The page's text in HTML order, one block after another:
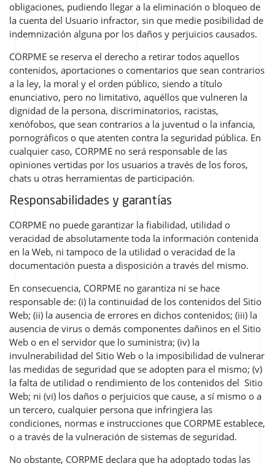
obligaciones, pudiendo llegar a la eliminación o bloqueo de
la cuenta del Usuario infractor, sin que medie posibilidad de
indemnización alguna por los daños y perjuicios causados.
CORPME se reserva el derecho a retirar todos aquellos
contenidos, aportaciones o comentarios que sean contrarios
a la ley, la moral y el orden público, siendo a título
enunciativo, pero no limitativo, aquéllos que vulneren la
dignidad de la persona, discriminatorios, racistas,
xenófobos, que sean contrarios a la juventud o la infancia,
pornográficos o que atenten contra la seguridad pública. En
cualquier caso, CORPME no será responsable de las
opiniones vertidas por los usuarios a través de los foros,
chats u otras herramientas de participación.
Responsabilidades y garantías
CORPME no puede garantizar la fiabilidad, utilidad o
veracidad de absolutamente toda la información contenida
en la Web, ni tampoco de la utilidad o veracidad de la
documentación puesta a disposición a través del mismo.
En consecuencia, CORPME no garantiza ni se hace
responsable de: (i) la continuidad de los contenidos del Sitio
Web; (ii) la ausencia de errores en dichos contenidos; (iii) la
ausencia de virus o demás componentes dañinos en el Sitio
Web o en el servidor que lo suministra; (iv) la
invulnerabilidad del Sitio Web o la imposibilidad de vulnerar
las medidas de seguridad que se adopten para el mismo; (v)
la falta de utilidad o rendimiento de los contenidos del Sitio
Web; ni (vi) los daños o perjuicios que cause, a sí mismo o a
un tercero, cualquier persona que infringiera las
condiciones, normas e instrucciones que CORPME establece,
o a través de la vulneración de sistemas de seguridad.
No obstante, CORPME declara que ha adoptado todas las